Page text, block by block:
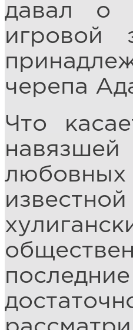
давал о
игровой
черепа
Что
любовных